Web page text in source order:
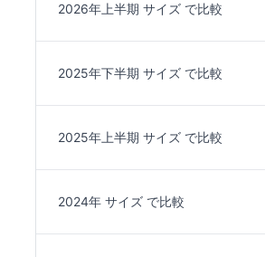
2026年上半期 サイズ で比較
2025年下半期 サイズ で比較
2025年上半期 サイズ で比較
2024年 サイズ で比較